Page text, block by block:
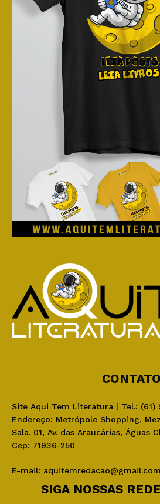
CONTATO
Site Aqui Tem Literatura | Tel.: (61)
Endereço: Metrópole Shopping,
Sala. 01, Av. das Araucárias, Águas
Cep: 71936-250
E-mail: aquitemredacao@gmail.com
SIGA NOSSAS